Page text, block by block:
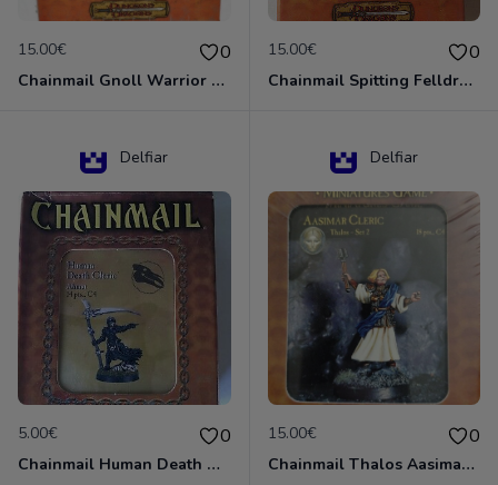
15.00€ 0
Chainmail Gnoll Warrior Dungeons & Dragons
15.00€ 0
Chainmail Spitting Felldrake
Delfiar
5.00€ 0
Chainmail Human Death Cleric
Delfiar
15.00€ 0
Chainmail Thalos Aasimar Cleric